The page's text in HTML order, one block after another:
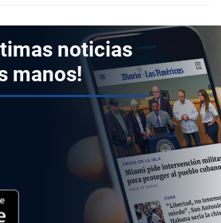
noticias
manos!